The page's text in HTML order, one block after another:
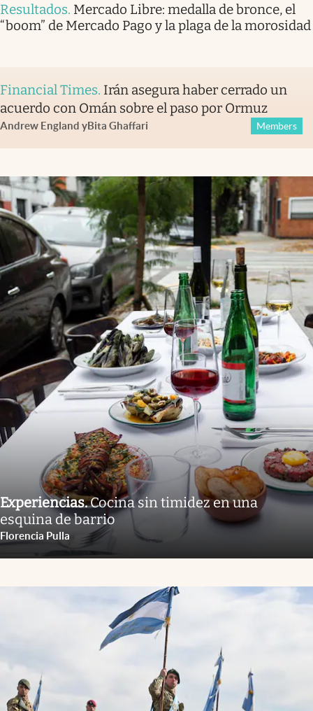
Resultados. Mercado Libre: medalla de bronce, el
“boom” de Mercado Pago y la plaga de la morosidad
Financial Times. Irán asegura haber cerrado un
acuerdo con Omán sobre el paso por Ormuz
Andrew England yBita Ghaffari Members
Experiencias.Cocina sin timidez en una
esquina de barrio
Florencia Pulla